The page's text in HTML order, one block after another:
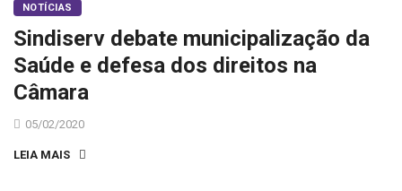
NOTÍCIAS
Sindiserv debate municipalização da
Saúde e defesa dos direitos na
Câmara
05/02/2020
LEIA MAIS